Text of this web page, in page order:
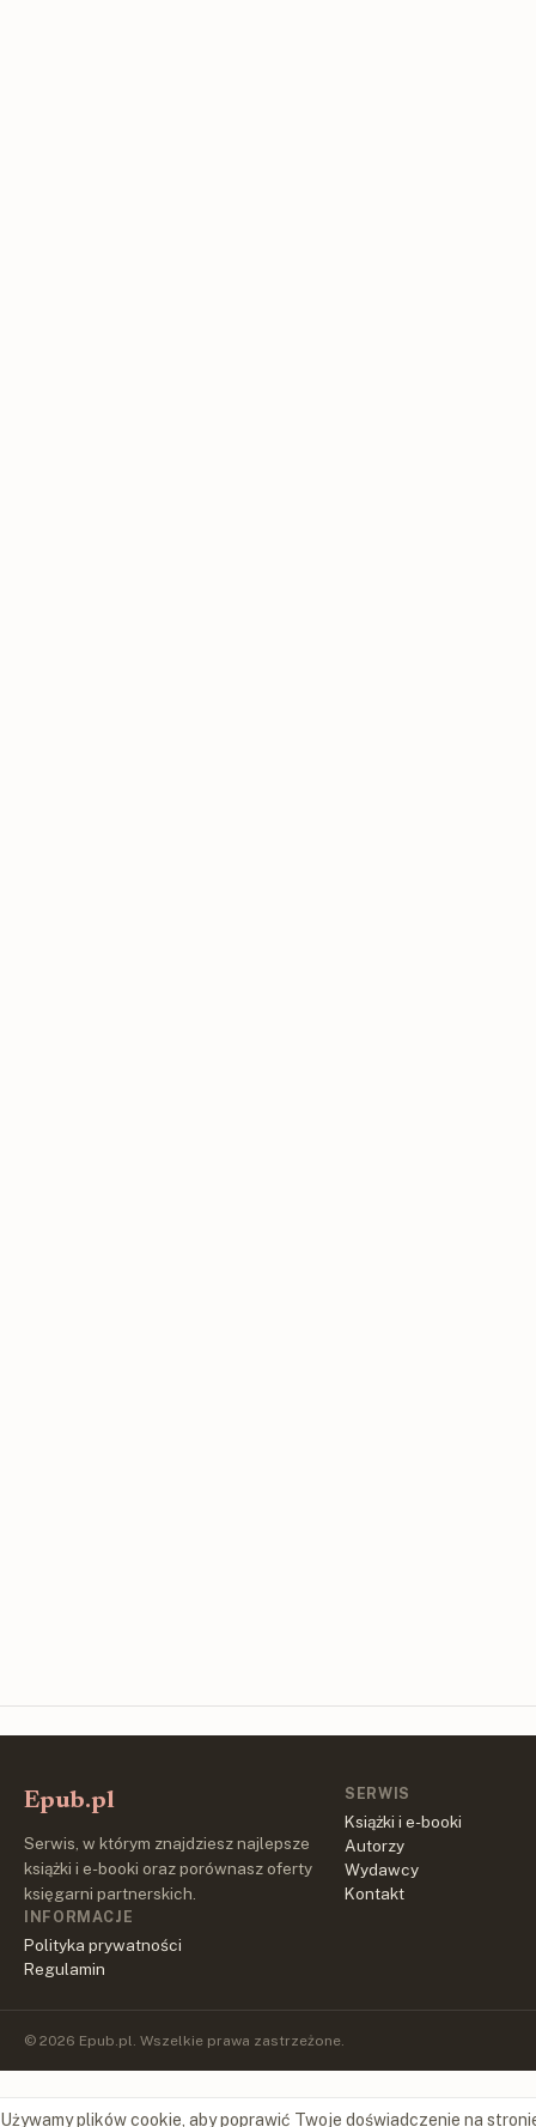
Epub.pl
Serwis, w którym znajdziesz najlepsze
książki i e-booki oraz porównasz oferty
księgarni partnerskich.
SERWIS
Książki i e-booki
Autorzy
Wydawcy
Kontakt
INFORMACJE
Polityka prywatności
Regulamin
© 2026 Epub.pl. Wszelkie prawa zastrzeżone.
Używamy plików cookie, aby poprawić Twoje doświadczenie na